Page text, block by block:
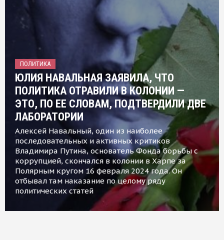
ПОЛИТИКА
ЮЛИЯ НАВАЛЬНАЯ ЗАЯВИЛА, ЧТО
ПОЛИТИКА ОТРАВИЛИ В КОЛОНИИ —
ЭТО, ПО ЕЕ СЛОВАМ, ПОДТВЕРДИЛИ ДВЕ
ЛАБОРАТОРИИ
Алексей Навальный, один из наиболее
последовательных и активных критиков
Владимира Путина, основатель Фонда борьбы с
коррупцией, скончался в колонии в Харпе за
Полярным кругом 16 февраля 2024 года. Он
отбывал там наказание по целому ряду
политических статей